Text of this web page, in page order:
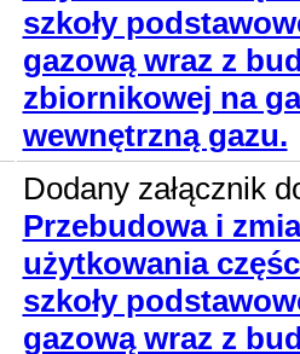
szkoły
gazową wraz z
zbiornikowej na
wewnętrzną gazu.
Dodany załącznik
Przebudowa i
użytkowania
szkoły
gazową wraz z